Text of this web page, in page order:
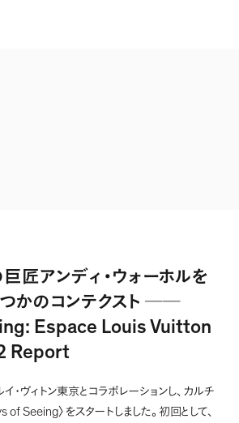
匠アンディ・ウォーホルを
かのコンテクスト ──
Espace Louis Vuitton
Report
イ･ヴィトン東京とコラボレーションし、 カルチ
of Seeing〉 をスタートしました。 初回として、